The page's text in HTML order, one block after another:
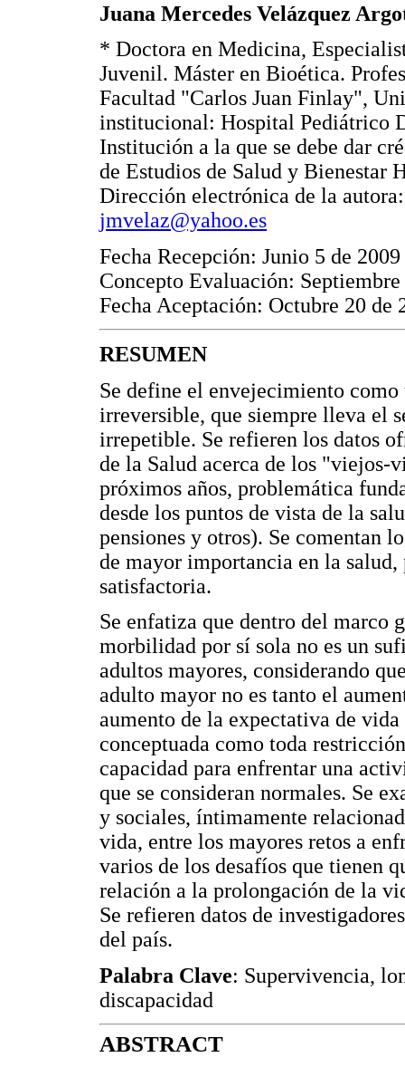
Juana Mercedes Velázquez
* Doctora en Medicina,
Juvenil. Máster en Bioética.
Facultad "Carlos Juan Finlay",
institucional: Hospital Pediátrico
Institución a la que se debe dar
de Estudios de Salud y Bienestar
Dirección electrónica de la
jmvelaz@yahoo.es
Fecha Recepción: Junio 5 de 2009
Concepto Evaluación: Septiembre
Fecha Aceptación: Octubre 20 de
RESUMEN
Se define el envejecimiento
irreversible, que siempre lleva el
irrepetible. Se refieren los datos
de la Salud acerca de los "viejos-
próximos años, problemática
desde los puntos de vista de la
pensiones y otros). Se comentan
de mayor importancia en la
satisfactoria.
Se enfatiza que dentro del marco
morbilidad por sí sola no es un
adultos mayores, considerando
adulto mayor no es tanto el
aumento de la expectativa de
conceptuada como toda
capacidad para enfrentar una
que se consideran normales. Se
y sociales, íntimamente
vida, entre los mayores retos a
varios de los desafíos que tienen
relación a la prolongación de la
Se refieren datos de
del país.
Palabra Clave: Supervivencia,
discapacidad
ABSTRACT